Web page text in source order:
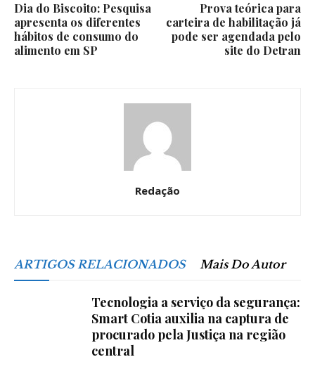
Dia do Biscoito: Pesquisa
apresenta os diferentes
hábitos de consumo do
alimento em SP
Prova teórica para
carteira de habilitação já
pode ser agendada pelo
site do Detran
Redação
ARTIGOS RELACIONADOS Mais Do Autor
Tecnologia a serviço da segurança:
Smart Cotia auxilia na captura de
procurado pela Justiça na região
central